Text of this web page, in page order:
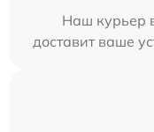
Наш курьер
доставит ваше